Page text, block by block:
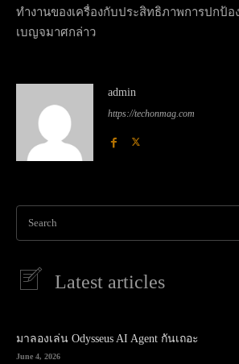
ทำงานของเครื่องกับประสิทธิภาพการปกป้
เบญจมาศกล่าว
admin
https://techonmag.com
Search
Latest articles
มาลองเล่น Odysseus AI Agent กันเถอะ
June 4, 2026